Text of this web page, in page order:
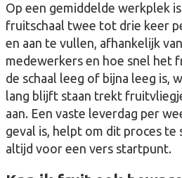
Op een gemiddelde werkplek
fruitschaal twee tot drie keer
en aan te vullen, afhankelijk
medewerkers en hoe snel het
de schaal leeg of bijna leeg is,
lang blijft staan trekt
aan. Een vaste leverdag per
geval is, helpt om dit proces
altijd voor een vers startpunt.